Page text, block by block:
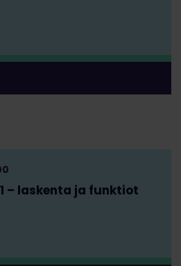
– laskenta ja funktiot